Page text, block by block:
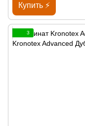
Купить ⚡
3